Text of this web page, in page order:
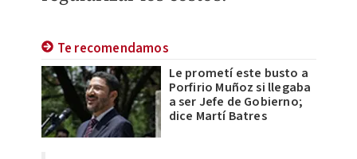
Te recomendamos
Le prometí este busto a
Porfirio Muñoz si llegaba
a ser Jefe de Gobierno;
dice Martí Batres